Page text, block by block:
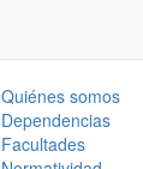
Quiénes somos
Dependencias
Facultades